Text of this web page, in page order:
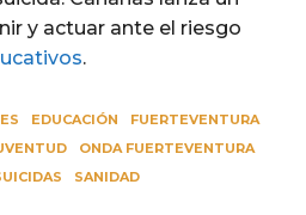
y actuar ante el riesgo
.
EDUCACIÓN
FUERTEVENTURA
ONDA FUERTEVENTURA
SANIDAD